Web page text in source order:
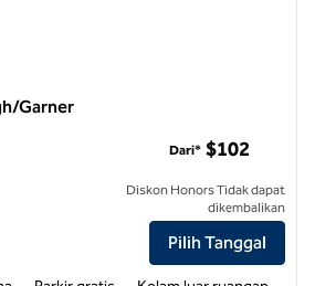
Garner
Inn Raleigh/Garner
Dari* $102
Diskon Honors Tidak dapat
dikembalikan
Pilih Tanggal